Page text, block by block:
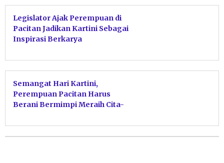
Legislator Ajak Perempuan di
Pacitan Jadikan Kartini Sebagai
Inspirasi Berkarya
Semangat Hari Kartini,
Perempuan Pacitan Harus
Berani Bermimpi Meraih Cita-